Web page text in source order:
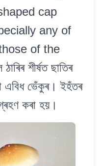
cap
any of
of the
শীৰ্ষত ছাতিৰ
এবিধ ভেঁকুৰ। ইহঁতৰ
কৰা হয়।